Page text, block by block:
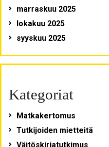
marraskuu 2025
lokakuu 2025
syyskuu 2025
Kategoriat
Matkakertomus
Tutkijoiden mietteitä
Väitöskirjatutkimus